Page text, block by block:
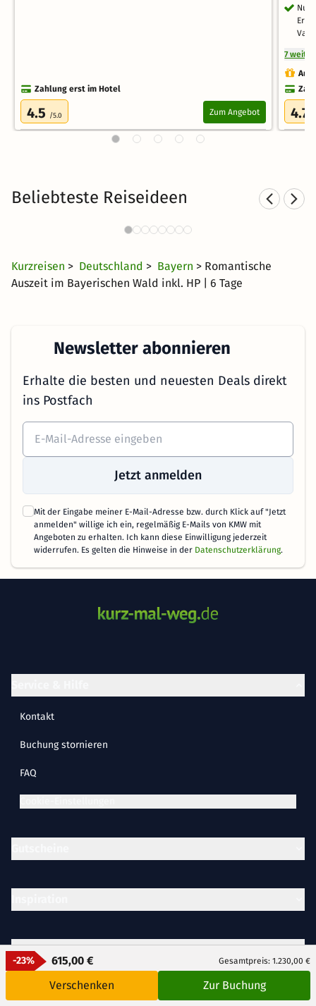
-23% 615,00 € Gesamtpreis: 1.230,00 €
Verschenken Zur Buchung
Zahlung erst im Hotel
4.5 /5.0 Zum Angebot
7
4.7
Beliebteste Reiseideen
Hotel mit Hund in Bayern
150 Angebote
Kurzreisen > Deutschland > Bayern > Romantische
Auszeit im Bayerischen Wald inkl. HP | 6 Tage
Newsletter abonnieren
Erhalte die besten und neuesten Deals direkt
ins Postfach
Jetzt anmelden
Mit der Eingabe meiner E-Mail-Adresse bzw. durch Klick auf "Jetzt
anmelden" willige ich ein, regelmäßig E-Mails von KMW mit
Angeboten zu erhalten. Ich kann diese Einwilligung jederzeit
widerrufen. Es gelten die Hinweise in der Datenschutzerklärung.
Kontakt
Buchung stornieren
FAQ
Partner
Unternehmen